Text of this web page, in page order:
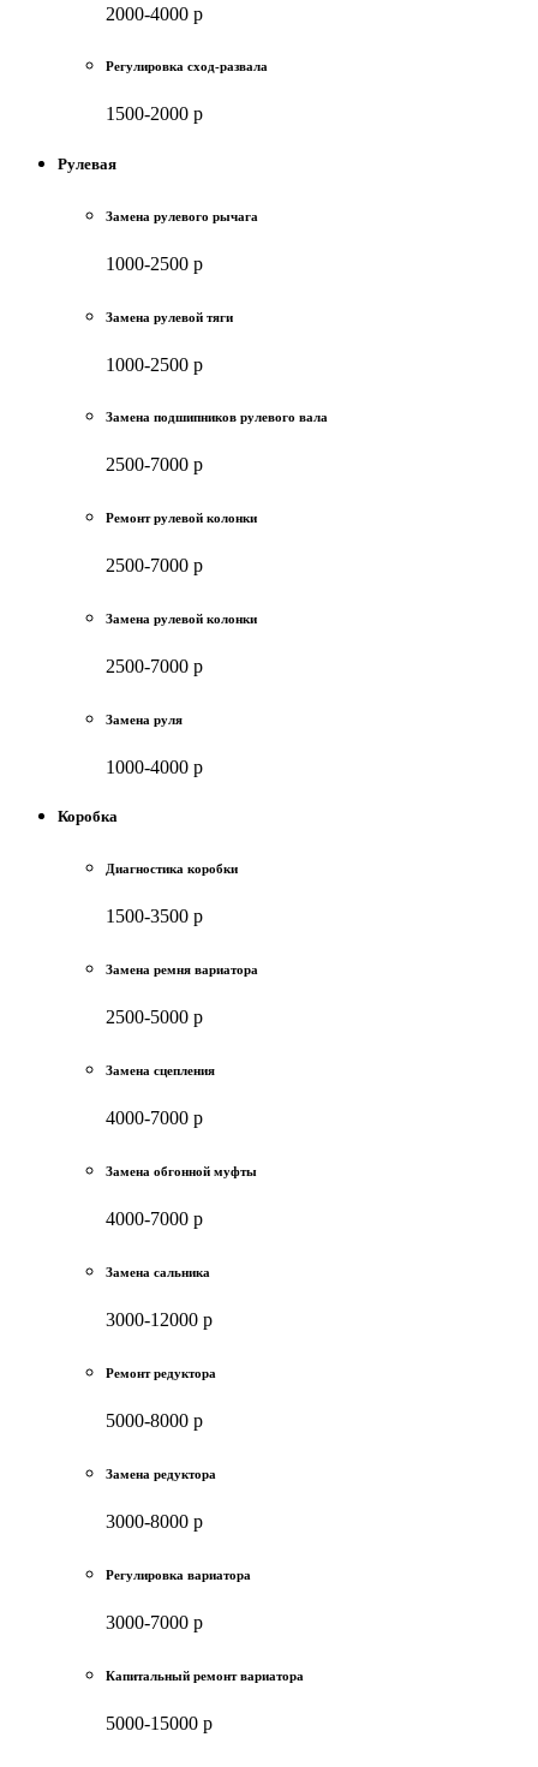
2000-4000 р
Регулировка сход-развала
1500-2000 р
Рулевая
Замена рулевого рычага
1000-2500 р
Замена рулевой тяги
1000-2500 р
Замена подшипников рулевого вала
2500-7000 р
Ремонт рулевой колонки
2500-7000 р
Замена рулевой колонки
2500-7000 р
Замена руля
1000-4000 р
Коробка
Диагностика коробки
1500-3500 р
Замена ремня вариатора
2500-5000 р
Замена сцепления
4000-7000 р
Замена обгонной муфты
4000-7000 р
Замена сальника
3000-12000 р
Ремонт редуктора
5000-8000 р
Замена редуктора
3000-8000 р
Регулировка вариатора
3000-7000 р
Капитальный ремонт вариатора
5000-15000 р